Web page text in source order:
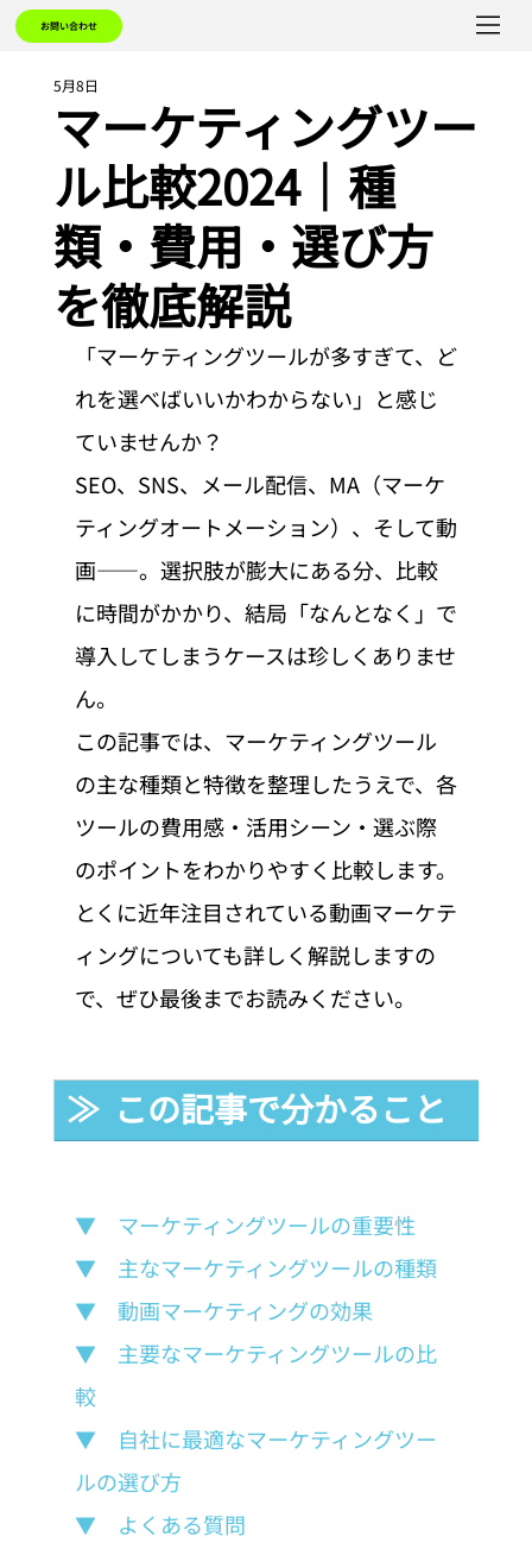
お問い合わせ
マーケティングツー
ル比較2024｜種
類・費用・選び方
を徹底解説
5月8日
「マーケティングツールが多すぎて、ど
れを選べばいいかわからない」と感じ
ていませんか？
SEO、SNS、メール配信、MA（マーケ
ティングオートメーション）、そして動
画——。選択肢が膨大にある分、比較
に時間がかかり、結局「なんとなく」で
導入してしまうケースは珍しくありませ
ん。
この記事では、マーケティングツール
の主な種類と特徴を整理したうえで、各
ツールの費用感・活用シーン・選ぶ際
のポイントをわかりやすく比較します。
とくに近年注目されている動画マーケテ
ィングについても詳しく解説しますの
で、ぜひ最後までお読みください。
≫  この記事で分かること
▼　マーケティングツールの重要性
▼　主なマーケティングツールの種類
▼　動画マーケティングの効果
▼　主要なマーケティングツールの比
較
▼　自社に最適なマーケティングツー
ルの選び方
▼　よくある質問